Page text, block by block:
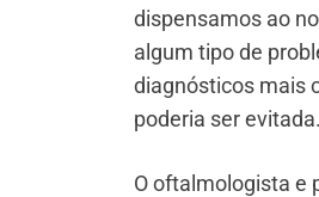
dispensamos ao
algum tipo de
diagnósticos mais
poderia ser evitada.
O oftalmologista e